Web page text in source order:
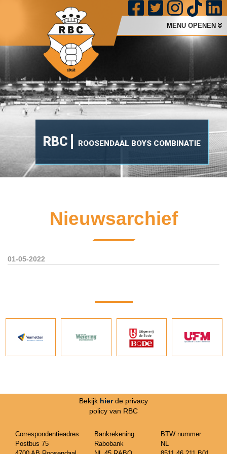
RBC ROOSENDAAL BOYS COMBINATIE
MENU OPENEN
Nieuwsarchief
01-05-2022
Bekijk hier de privacy
policy van RBC
Correspondentieadres
Postbus 75
Bankrekening
Rabobank
BTW nummer
NL